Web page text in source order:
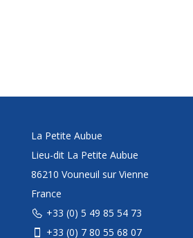
La Petite Aubue
Lieu-dit La Petite Aubue
86210 Vouneuil sur Vienne
France
+33 (0) 5 49 85 54 73
+33 (0) 7 80 55 68 07